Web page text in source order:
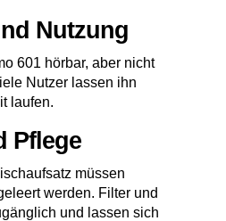
Nutzung
601 hörbar, aber nicht
Nutzer lassen ihn
laufen.
Pflege
müssen
werden. Filter und
und lassen sich